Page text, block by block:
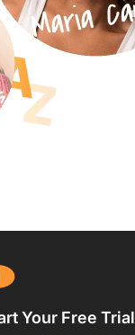
Your Free Trial